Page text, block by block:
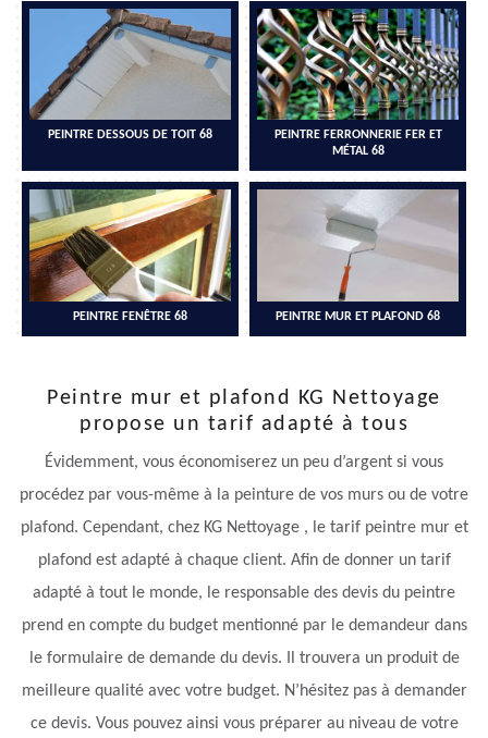
PEINTRE DESSOUS DE TOIT 68
PEINTRE FERRONNERIE FER ET
MÉTAL 68
PEINTRE FENÊTRE 68 PEINTRE MUR ET PLAFOND 68
Peintre mur et plafond KG Nettoyage
propose un tarif adapté à tous
Évidemment, vous économiserez un peu d’argent si vous
procédez par vous-même à la peinture de vos murs ou de votre
plafond. Cependant, chez KG Nettoyage , le tarif peintre mur et
plafond est adapté à chaque client. Afin de donner un tarif
adapté à tout le monde, le responsable des devis du peintre
prend en compte du budget mentionné par le demandeur dans
le formulaire de demande du devis. Il trouvera un produit de
meilleure qualité avec votre budget. N’hésitez pas à demander
ce devis. Vous pouvez ainsi vous préparer au niveau de votre